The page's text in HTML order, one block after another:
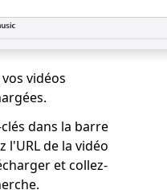
vidéos
dans la barre
l'URL de la vidéo
et collez-